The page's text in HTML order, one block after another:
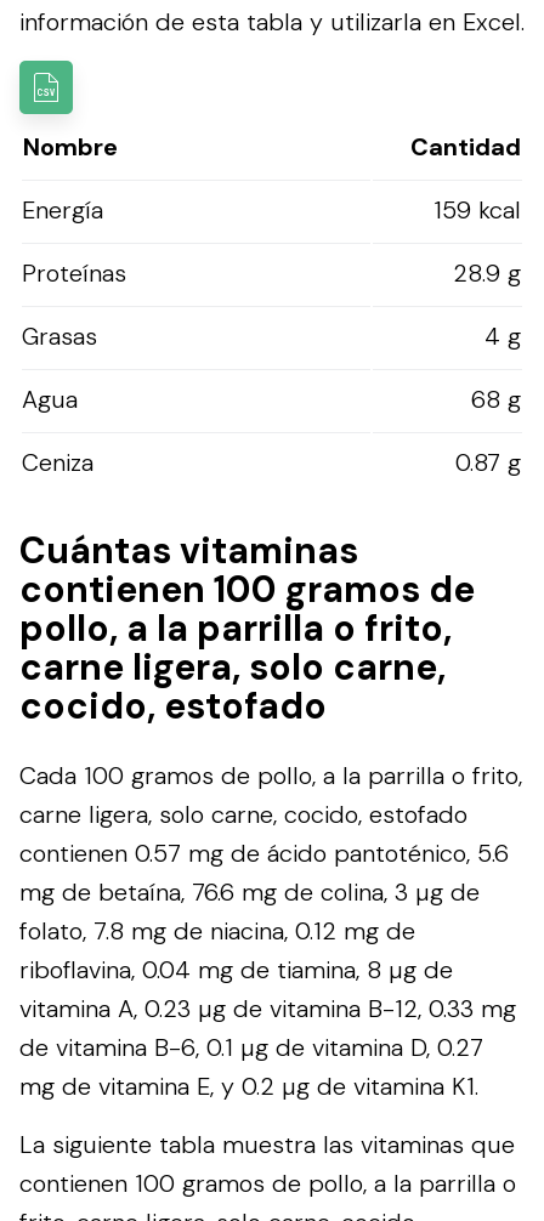
información de esta tabla y utilizarla en Excel.
Nombre
Cantidad
Energía
159 kcal
Proteínas
28.9 g
Grasas
4 g
Agua
68 g
Ceniza
0.87 g
Cuántas vitaminas
contienen 100 gramos de
pollo, a la parrilla o frito,
carne ligera, solo carne,
cocido, estofado
Cada 100 gramos de pollo, a la parrilla o frito,
carne ligera, solo carne, cocido, estofado
contienen 0.57 mg de ácido pantoténico, 5.6
mg de betaína, 76.6 mg de colina, 3 µg de
folato, 7.8 mg de niacina, 0.12 mg de
riboflavina, 0.04 mg de tiamina, 8 µg de
vitamina A, 0.23 µg de vitamina B-12, 0.33 mg
de vitamina B-6, 0.1 µg de vitamina D, 0.27
mg de vitamina E, y 0.2 µg de vitamina K1.
La siguiente tabla muestra las vitaminas que
contienen 100 gramos de pollo, a la parrilla o